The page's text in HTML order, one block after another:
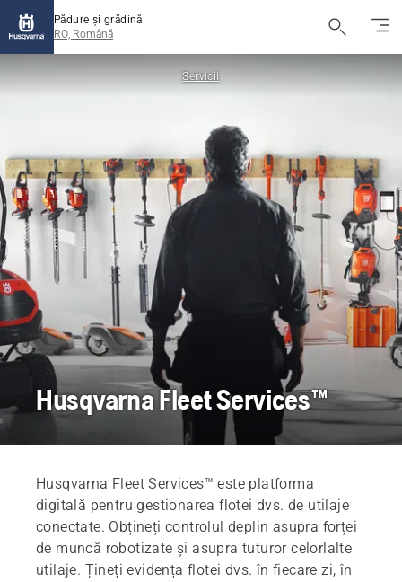
Pădure și grădină
RO, Română
Servicii
Husqvarna Fleet Services™
Husqvarna Fleet Services™ este platforma
digitală pentru gestionarea flotei dvs. de utilaje
conectate. Obțineți controlul deplin asupra forței
de muncă robotizate și asupra tuturor celorlalte
utilaje. Țineți evidența flotei dvs. în fiecare zi, în